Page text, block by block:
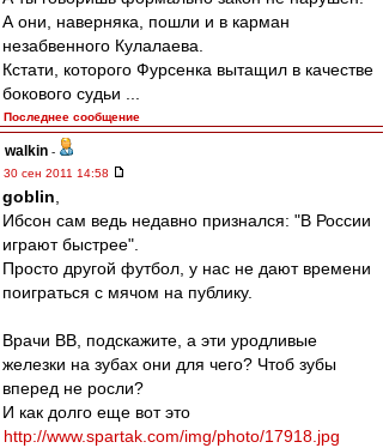
А они, наверняка, пошли и в карман
незабвенного Кулалаева.
Кстати, которого Фурсенка вытащил в качестве
бокового судьи ...
Последнее сообщение
walkin -
30 сен 2011 14:58
goblin
Ибсон сам ведь недавно признался: "В России
играют быстрее".
Просто другой футбол, у нас не дают времени
поиграться с мячом на публику.
Врачи ВВ, подскажите, а эти уродливые
железки на зубах они для чего? Чтоб зубы
вперед не росли?
И как долго еще вот это
http://www.spartak.com/img/photo/17918.jpg